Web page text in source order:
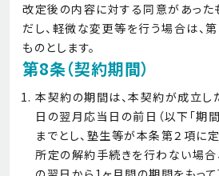
改定後の内容に対する同意があった
だし、軽微な変更等を行う場合は、
ものとします。
第8条（契約期間）
本契約の期間は、本契約が成立し
日の翌月応当日の前日（以下「期間
までとし、塾生等が本条第２項に
所定の解約手続きを行わない場合